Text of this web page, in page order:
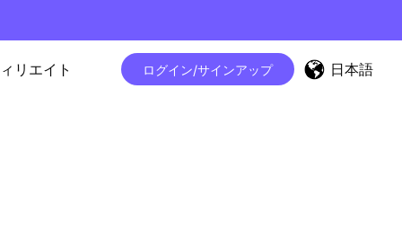
リエイト ログイン/サインアップ 日本語